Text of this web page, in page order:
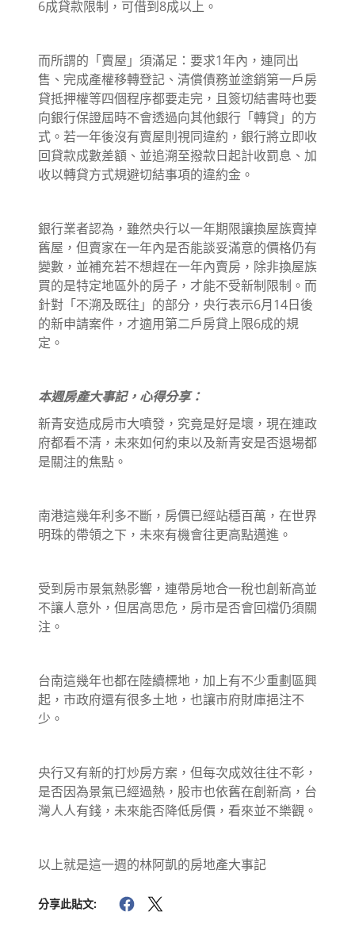
6成貸款限制，可借到8成以上。
而所謂的「賣屋」須滿足：要求1年內，連同出
售、完成產權移轉登記、清償債務並塗銷第一戶房
貸抵押權等四個程序都要走完，且簽切結書時也要
向銀行保證屆時不會透過向其他銀行「轉貸」的方
式。若一年後沒有賣屋則視同違約，銀行將立即收
回貸款成數差額、並追溯至撥款日起計收罰息、加
收以轉貸方式規避切結事項的違約金。
銀行業者認為，雖然央行以一年期限讓換屋族賣掉
舊屋，但賣家在一年內是否能談妥滿意的價格仍有
變數，並補充若不想趕在一年內賣房，除非換屋族
買的是特定地區外的房子，才能不受新制限制。而
針對「不溯及既往」的部分，央行表示6月14日後
的新申請案件，才適用第二戶房貸上限6成的規
定。
本週房產大事記，心得分享：
新青安造成房市大噴發，究竟是好是壞，現在連政
府都看不清，未來如何約束以及新青安是否退場都
是關注的焦點。
南港這幾年利多不斷，房價已經站穩百萬，在世界
明珠的帶領之下，未來有機會往更高點邁進。
受到房市景氣熱影響，連帶房地合一稅也創新高並
不讓人意外，但居高思危，房市是否會回檔仍須關
注。
台南這幾年也都在陸續標地，加上有不少重劃區興
起，市政府還有很多土地，也讓市府財庫挹注不
少。
央行又有新的打炒房方案，但每次成效往往不彰，
是否因為景氣已經過熱，股市也依舊在創新高，台
灣人人有錢，未來能否降低房價，看來並不樂觀。
以上就是這一週的林阿凱的房地產大事記
分享此貼文: